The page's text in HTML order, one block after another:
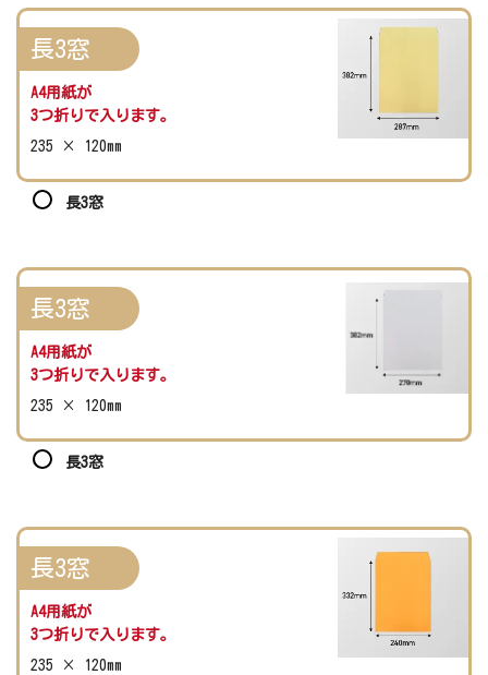
長3窓
A4用紙が
3つ折りで入ります。
235 × 120mm
長3窓
長3窓
A4用紙が
3つ折りで入ります。
235 × 120mm
長3窓
長3窓
A4用紙が
3つ折りで入ります。
235 × 120mm